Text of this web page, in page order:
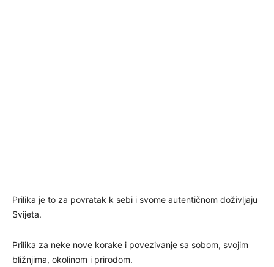
Prilika je to za povratak k sebi i svome autentičnom doživljaju
Svijeta.
Prilika za neke nove korake i povezivanje sa sobom, svojim
bližnjima, okolinom i prirodom.